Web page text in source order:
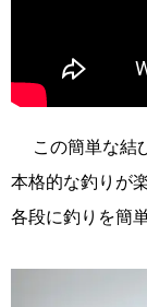
この簡単な結
本格的な釣りが
各段に釣りを簡